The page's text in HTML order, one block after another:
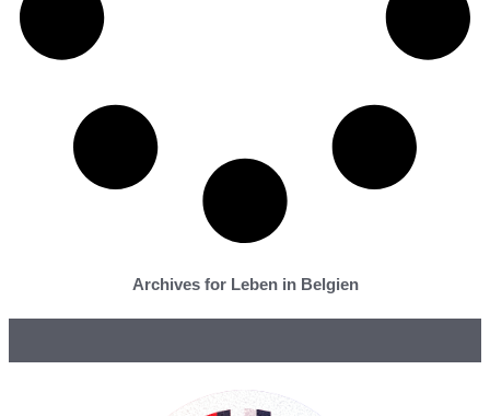
Archives for Leben in Belgien